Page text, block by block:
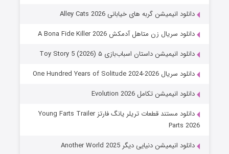
دانلود انیمیشن گربه های خیابانی Alley Cats 2026
دانلود سریال زن متاهل آدمکش A Bona Fide Killer 2026
دانلود انیمیشن داستان اسباب‌بازی ۵ Toy Story 5 (2026)
دانلود سریال One Hundred Years of Solitude 2024-2026
دانلود انیمیشن تکامل Evolution 2026
دانلود مستند قطعات تریلر یانگ فارتز Young Farts Trailer
Parts 2026
دانلود انیمیشن دنیایی دیگر Another World 2025